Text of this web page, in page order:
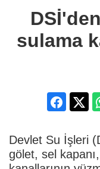
sulama
Devlet Su İşleri
gölet, sel